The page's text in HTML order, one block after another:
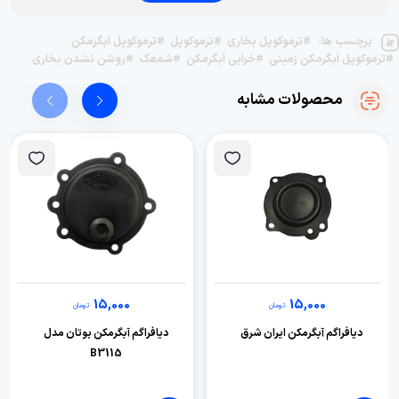
برچسب ها: #ترموکوپل بخاری #ترموکوپل #ترموکوپل آبگرمکن
#ترموکوپل آبگرمکن زمینی #خرابی آبگرمکن #شمعک #روشن نشدن بخاری
محصولات مشابه
15,000 تومان
دیافراگم آبگرمکن ایران شرق
15,000 تومان
دیافراگم آبگرمکن بوتان مدل
B3115